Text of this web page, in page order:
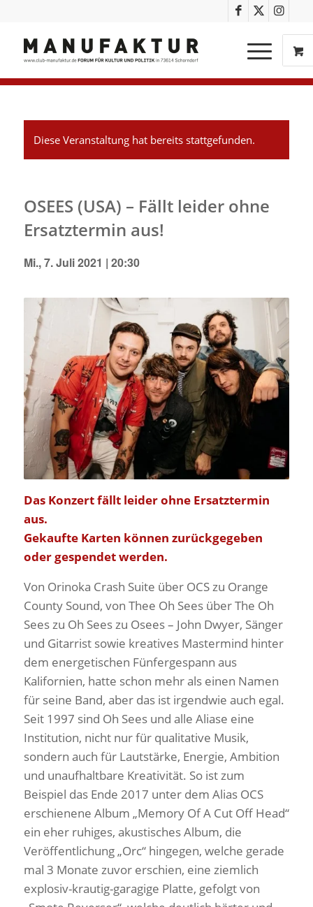
Diese Veranstaltung hat bereits stattgefunden.
OSEES (USA) – Fällt leider ohne
Ersatztermin aus!
Mi., 7. Juli 2021 | 20:30
Das Konzert fällt leider ohne Ersatztermin
aus.
Gekaufte Karten können zurückgegeben
oder gespendet werden.
Von Orinoka Crash Suite über OCS zu Orange
County Sound, von Thee Oh Sees über The Oh
Sees zu Oh Sees zu Osees – John Dwyer, Sänger
und Gitarrist sowie kreatives Mastermind hinter
dem energetischen Fünfergespann aus
Kalifornien, hatte schon mehr als einen Namen
für seine Band, aber das ist irgendwie auch egal.
Seit 1997 sind Oh Sees und alle Aliase eine
Institution, nicht nur für qualitative Musik,
sondern auch für Lautstärke, Energie, Ambition
und unaufhaltbare Kreativität. So ist zum
Beispiel das Ende 2017 unter dem Alias OCS
erschienene Album „Memory Of A Cut Off Head“
ein eher ruhiges, akustisches Album, die
Veröffentlichung „Orc“ hingegen, welche gerade
mal 3 Monate zuvor erschien, eine ziemlich
explosiv-krautig-garagige Platte, gefolgt von